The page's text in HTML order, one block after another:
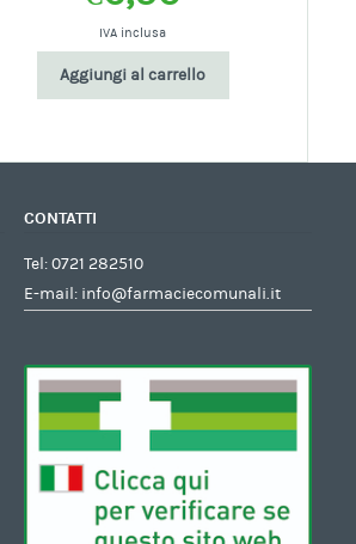
IVA inclusa
Aggiungi al carrello
CONTATTI
Tel:0721 282510
E-mail: info@farmaciecomunali.it